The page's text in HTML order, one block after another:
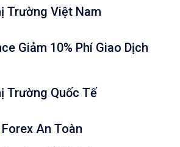
Trường Việt Nam
Giảm 10% Phí Giao Dịch
Trường Quốc Tế
An Toàn